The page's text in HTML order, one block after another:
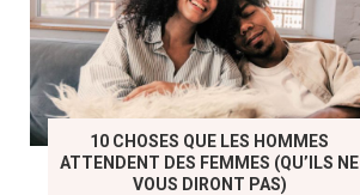
10 CHOSES QUE LES HOMMES
ATTENDENT DES FEMMES (QU’ILS NE
VOUS DIRONT PAS)